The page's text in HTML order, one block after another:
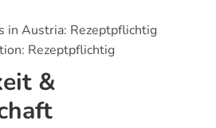
in Austria: Rezeptpflichtig
Rezeptpflichtig
&